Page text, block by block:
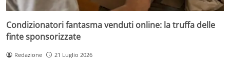
Condizionatori fantasma venduti online: la truffa delle
finte sponsorizzate
Redazione 21 Luglio 2026